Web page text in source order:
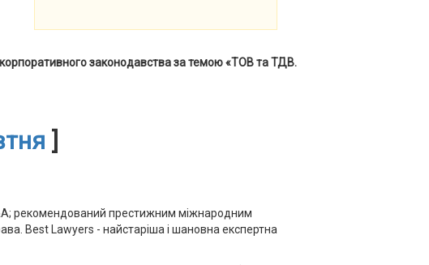
законодавства за темою «ТОВ та ТДВ.
]
рекомендований престижним міжнародним
Best Lawyers - найстаріша і шановна експертна